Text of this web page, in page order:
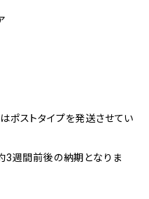
ストタイプを発送させてい
3週間前後の納期となりま